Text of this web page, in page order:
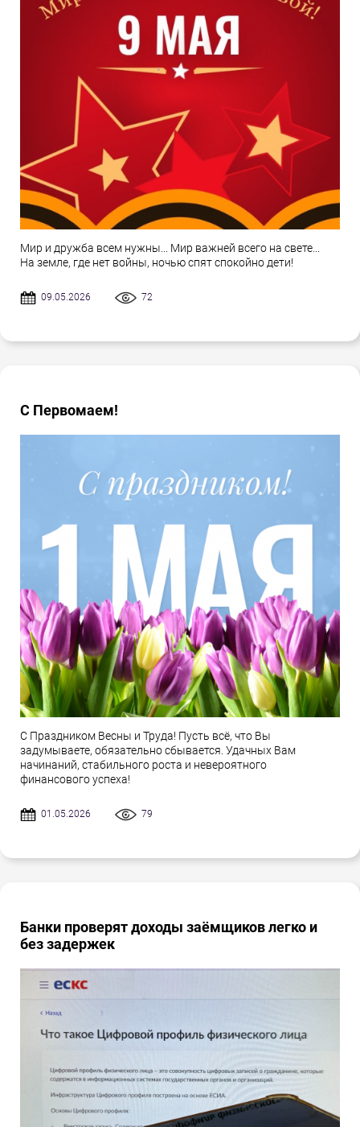
Мир и дружба всем нужны... Мир важней всего на свете...
На земле, где нет войны, ночью спят спокойно дети!
09.05.2026 72
С Первомаем!
С Праздником Весны и Труда! Пусть всё, что Вы
задумываете, обязательно сбывается. Удачных Вам
начинаний, стабильного роста и невероятного
финансового успеха!
01.05.2026 79
Банки проверят доходы заёмщиков легко и
без задержек